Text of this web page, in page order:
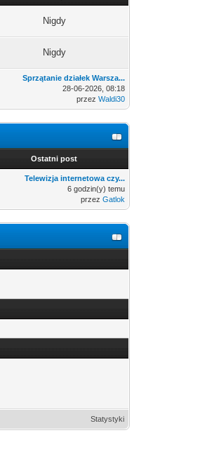
Nigdy
Nigdy
Sprzątanie działek Warsza...
28-06-2026, 08:18
przezWaldi30
Ostatni post
Telewizja internetowa czy...
6 godzin(y) temu
przezGatlok
Statystyki